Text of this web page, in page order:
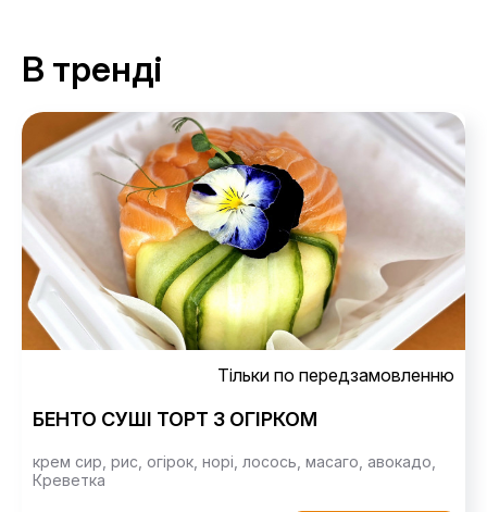
В тренді
Тільки по передзамовленню
БЕНТО СУШІ ТОРТ З ОГІРКОМ
крем сир, рис, огірок, норі, лосось, масаго, авокадо,
Креветка